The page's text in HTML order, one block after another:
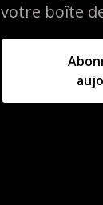
votre boîte